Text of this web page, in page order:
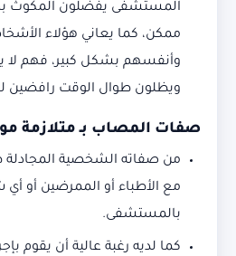
المستشفى يفضلون المكوث
ممكن، كما يعاني هؤلاء
وأنفسهم بشكل كبير، فهم لا
ويظلون طوال الوقت رافضين
صفات المصاب بـ متلازمة
من صفاته الشخصية
مع الأطباء أو الممرضين أو
بالمستشفى.
كما لديه رغبة عالية أن يقوم